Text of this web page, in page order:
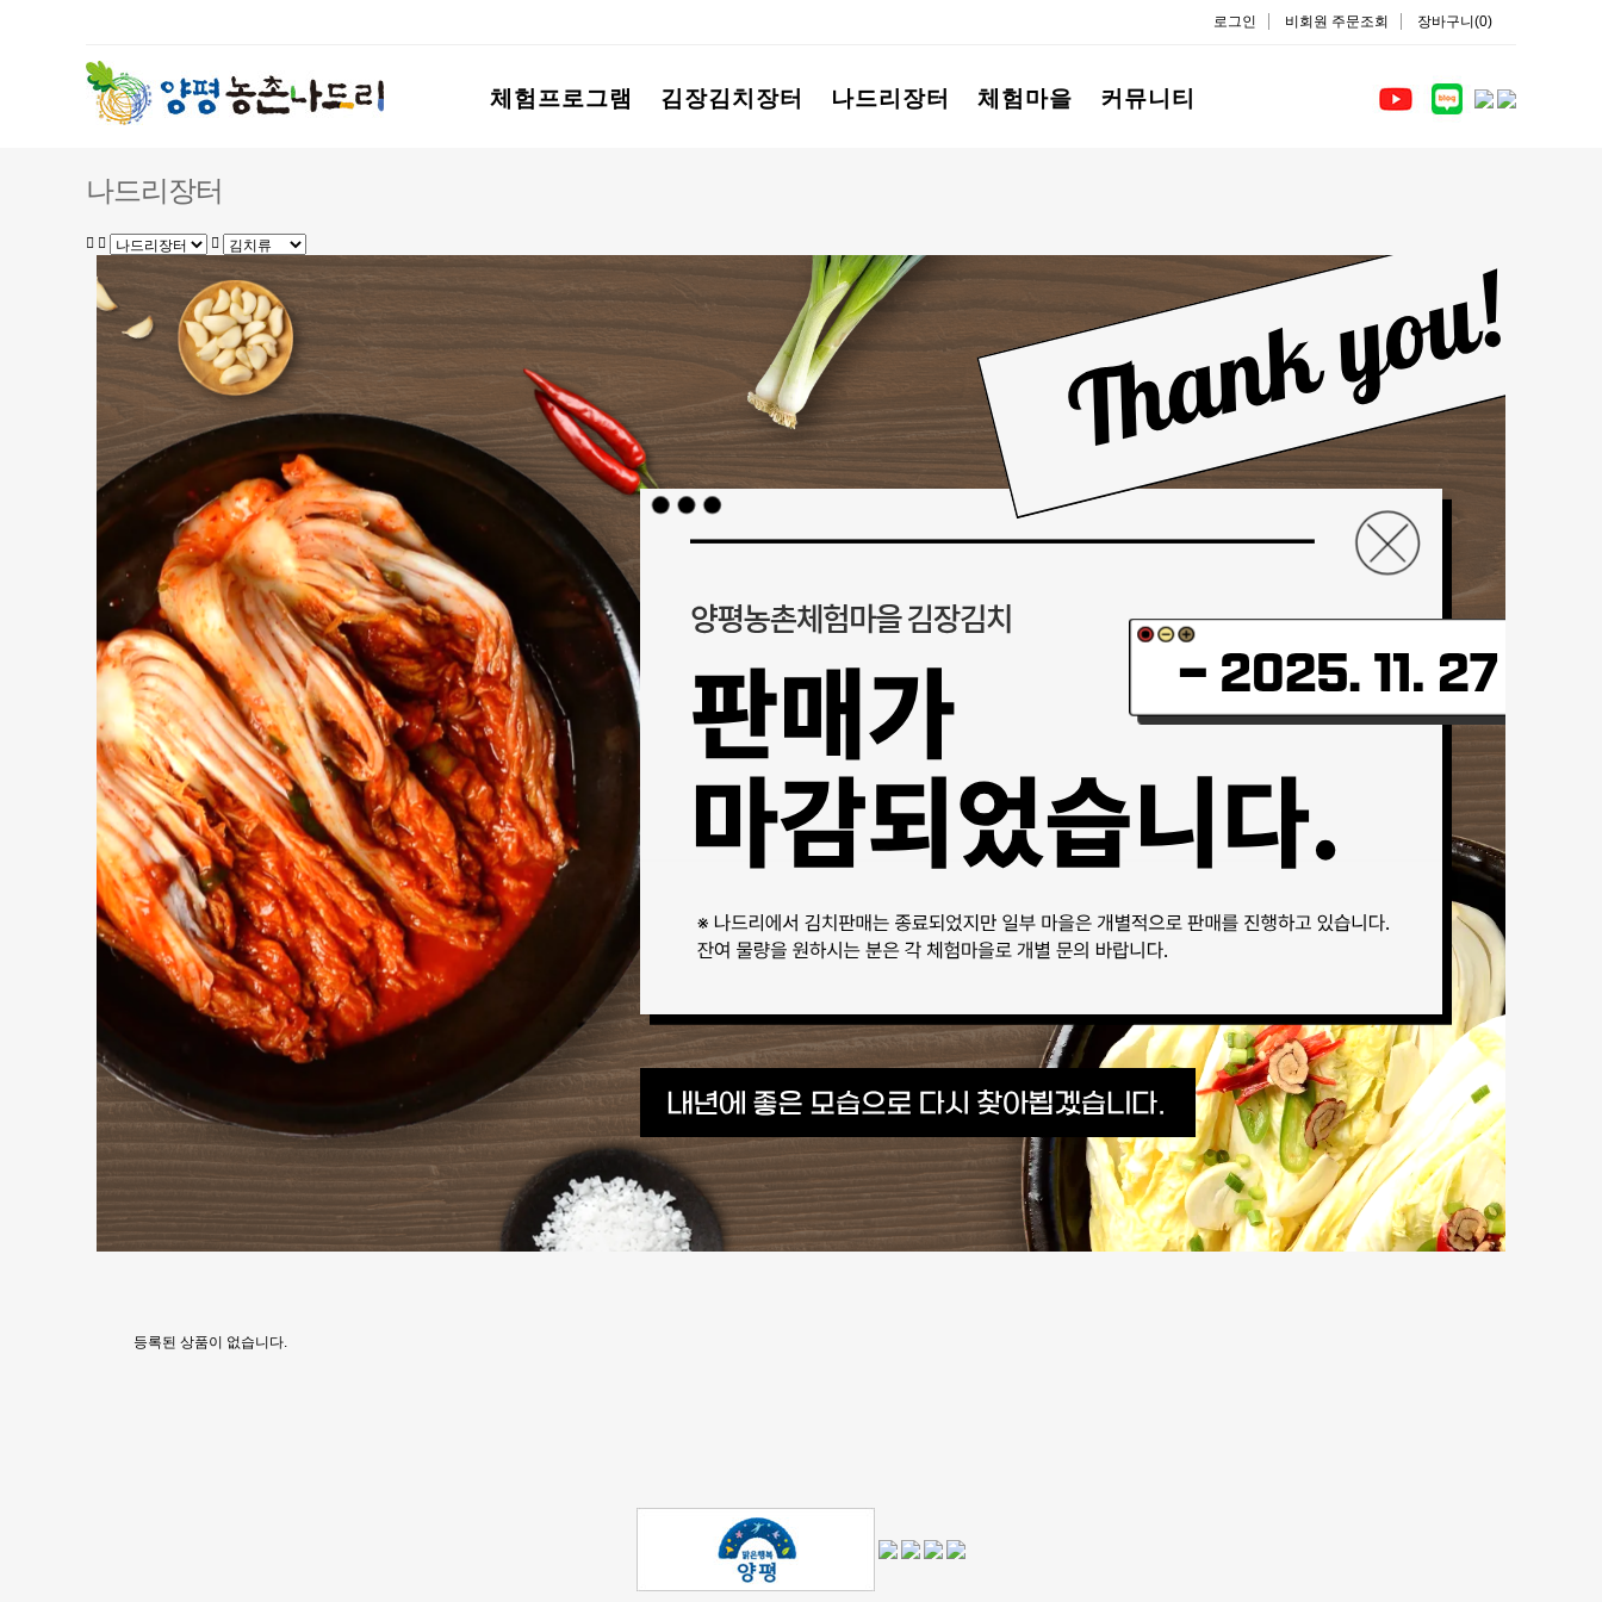
로그인 비회원 주문조회 장바구니(0)
체험프로그램 김장김치장터 나드리장터 체험마을 커뮤니티
나드리장터
등록된 상품이 없습니다.